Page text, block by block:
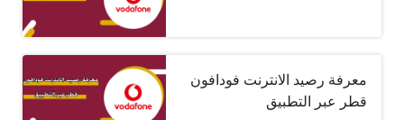
معرفة رصيد الانترنت فودافون
قطر عبر التطبيق